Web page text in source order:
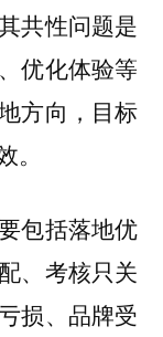
共性问题是
优化体验等
方向，目标
包括落地优
、考核只关
损、品牌受